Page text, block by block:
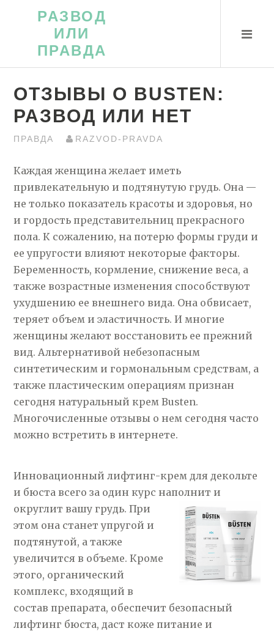
РАЗВОД
ИЛИ
ПРАВДА
ОТЗЫВЫ О BUSTEN:
РАЗВОД ИЛИ НЕТ
ПРАВДА RAZVOD-PRAVDA
Каждая женщина желает иметь
привлекательную и подтянутую грудь. Она —
не только показатель красоты и здоровья, но
и гордость представительниц прекрасного
пола. К сожалению, на потерю формы груди и
ее упругости влияют некоторые факторы.
Беременность, кормление, снижение веса, а
также возрастные изменения способствуют
ухудшению ее внешнего вида. Она обвисает,
теряет объем и эластичность. И многие
женщины желают восстановить ее прежний
вид. Альтернативой небезопасным
синтетическим и гормональным средствам, а
также пластическим операциям признан
сегодня натуральный крем Busten.
Многочисленные отзывы о нем сегодня часто
можно встретить в интернете.
Инновационный лифтинг-крем для декольте
и бюста всего за один курс наполнит и
округлит вашу грудь. При
этом она станет упругой и
подтянутой, а также
увеличится в объеме. Кроме
этого, органический
комплекс, входящий в
состав препарата, обеспечит безопасный
лифтинг бюста, даст коже питание и